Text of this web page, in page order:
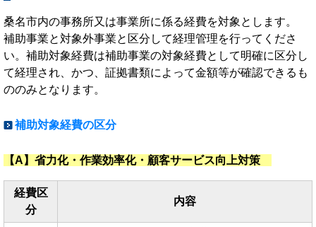
桑名市内の事務所又は事業所に係る経費を対象とします。
補助事業と対象外事業と区分して経理管理を行ってくださ
い。補助対象経費は補助事業の対象経費として明確に区分し
て経理され、かつ、証拠書類によって金額等が確認できるも
ののみとなります。
補助対象経費の区分
【A】省力化・作業効率化・顧客サービス向上対策
経費区
分
内容